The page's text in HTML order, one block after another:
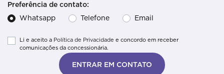
Preferência de contato:
Whatsapp
Telefone Email
Li e aceito a Política de Privacidade e concordo em receber
comunicações da concessionária.
ENTRAR EM CONTATO